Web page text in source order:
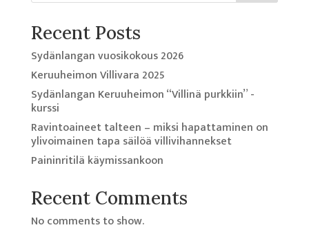
Recent Posts
Sydänlangan vuosikokous 2026
Keruuheimon Villivara 2025
Sydänlangan Keruuheimon “Villinä purkkiin” -
kurssi
Ravintoaineet talteen – miksi hapattaminen on
ylivoimainen tapa säilöä villivihannekset
Paininritilä käymissankoon
Recent Comments
No comments to show.